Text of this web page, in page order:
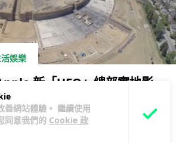
網站體驗。 繼續使用
同意我們的 Cookie 政
娛樂
新「UFO」總部實地影